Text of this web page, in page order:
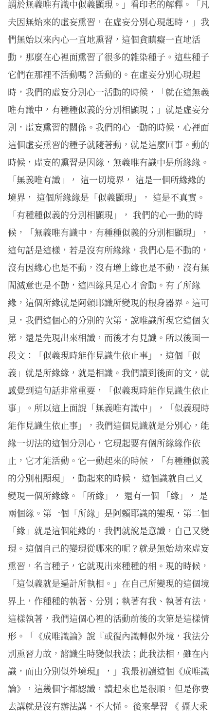
謂於無義唯有識中似義顯現。」看印老的解釋。「凡
夫因無始來的虛妄熏習，在虛妄分別心現起時，」我
們無始以來內心一直地熏習，這個貪瞋癡一直地活
動，那麼在心裡面熏習了很多的雜染種子。這些種子
它們在那裡不活動嗎？活動的。在虛妄分別心現起
時，我們的虛妄分別心一活動的時候，「就在這無義
唯有識中，有種種似義的分別相顯現；」就是虛妄分
別，虛妄熏習的關係。我們的心一動的時候，心裡面
這個虛妄熏習的種子就隨著動，就是這麼回事。動的
時候，虛妄的熏習是因緣，無義唯有識中是所緣緣。
「無義唯有識」， 這一切境界， 這是一個所緣緣的
境界， 這個所緣緣是「似義顯現」， 這是不真實。
「有種種似義的分別相顯現」， 我們的心一動的時
候，「無義唯有識中，有種種似義的分別相顯現」，
這句話是這樣，若是沒有所緣緣，我們心是不動的，
沒有因緣心也是不動，沒有增上緣也是不動，沒有無
間滅意也是不動，這四緣具足心才會動。有了所緣
緣，這個所緣就是阿賴耶識所變現的根身器界。這可
見，我們這個心的分別的次第，說唯識所現它這個次
第，還是先現出來相識，而後才有見識。所以後面一
段文：「似義現時能作見識生依止事」，這個「似
義」就是所緣緣，就是相識。我們讀到後面的文，就
感覺到這句話非常重要，「似義現時能作見識生依止
事」。所以這上面說「無義唯有識中」，「似義現時
能作見識生依止事」，我們這個見識就是分別心，能
緣一切法的這個分別心，它現起要有個所緣緣作依
止，它才能活動。它一動起來的時候，「有種種似義
的分別相顯現」，動起來的時候， 這個識就自己又
變現一個所緣緣。「所緣」， 還有一個 「緣」， 是
兩個緣。第一個「所緣」是阿賴耶識的變現，第二個
「緣」就是這個能緣的，我們就說是意識，自己又變
現。這個自己的變現從哪來的呢？就是無始劫來虛妄
熏習，名言種子，它就現出來種種的相。現的時候，
「這似義就是遍計所執相。」在自己所變現的這個境
界上，作種種的執著、分別；執著有我、執著有法，
這樣執著，我們這個心裡的活動前後的次第是這樣情
形。「《成唯識論》說『或復內識轉似外境，我法分
別熏習力故，諸識生時變似我法；此我法相，雖在內
識，而由分別似外境現』，」我最初讀這個《成唯識
論》，這幾個字都認識，讀起來也是很順，但是你要
去講就是沒有辦法講，不大懂。 後來學習 《 攝大乘